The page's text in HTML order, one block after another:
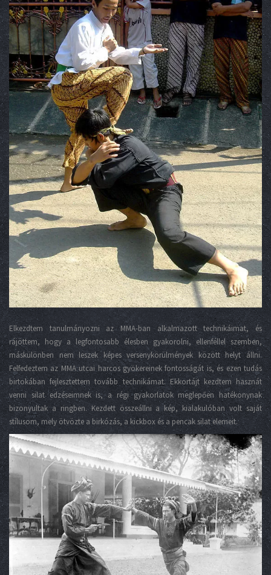
Elkezdtem tanulmányozni az MMA-ban alkalmazott technikáimat, és
rájöttem, hogy a legfontosabb élesben gyakorolni, ellenféllel szemben,
máskülönben nem leszek képes versenykörülmények között helyt állni.
Felfedeztem az MMA utcai harcos gyökereinek fontosságát is, és ezen tudás
birtokában fejlesztettem tovább technikámat. Ekkortájt kezdtem hasznát
venni silat edzéseimnek is, a régi gyakorlatok meglepően hatékonynak
bizonyultak a ringben. Kezdett összeállni a kép, kialakulóban volt saját
stílusom, mely ötvözte a birkózás, a kickbox és a pencak silat elemeit.